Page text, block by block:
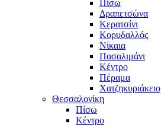
Πίσω
Δραπετσώνα
Κερατσίνι
Κορυδαλλός
Νίκαια
Πασαλιμάνι
Κέντρο
Πέραμα
Χατζηκυριάκειο
Θεσσαλονίκη
Πίσω
Κέντρο